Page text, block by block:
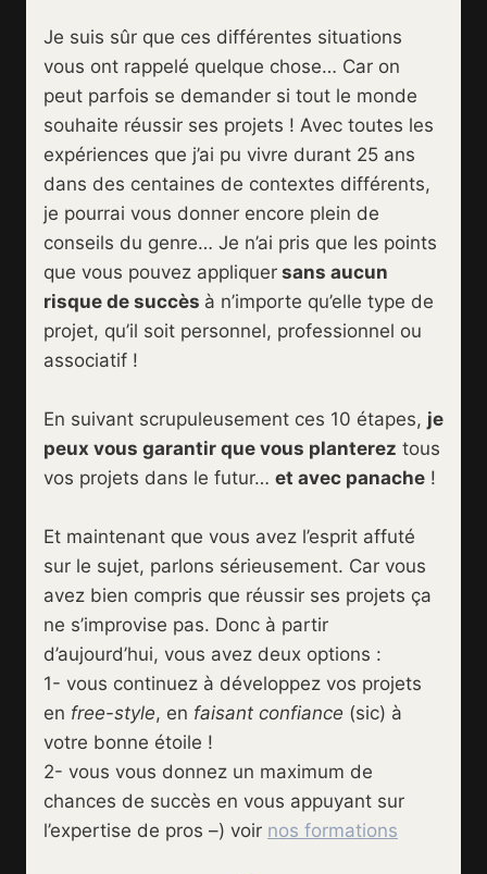
Je suis sûr que ces différentes situations
vous ont rappelé quelque chose… Car on
peut parfois se demander si tout le monde
souhaite réussir ses projets ! Avec toutes les
expériences que j’ai pu vivre durant 25 ans
dans des centaines de contextes différents,
je pourrai vous donner encore plein de
conseils du genre… Je n’ai pris que les points
que vous pouvez appliquer sans aucun
risque de succès à n’importe qu’elle type de
projet, qu’il soit personnel, professionnel ou
associatif !
En suivant scrupuleusement ces 10 étapes, je
peux vous garantir que vous planterez tous
vos projets dans le futur… et avec panache !
Et maintenant que vous avez l’esprit affuté
sur le sujet, parlons sérieusement. Car vous
avez bien compris que réussir ses projets ça
ne s’improvise pas. Donc à partir
d’aujourd’hui, vous avez deux options :
1- vous continuez à développez vos projets
en free-style, en faisant confiance (sic) à
votre bonne étoile !
2- vous vous donnez un maximum de
chances de succès en vous appuyant sur
l’expertise de pros –) voir nos formations